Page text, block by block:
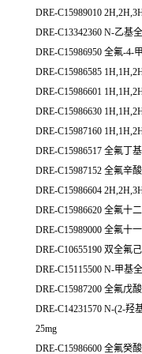
DRE-C15989010
DRE-C13342360 N-乙基
DRE-C15986950 全氟-4-
DRE-C15986585
DRE-C15986601
DRE-C15986630
DRE-C15987160
DRE-C15986517 全氟丁
DRE-C15987152 全氟辛
DRE-C15986604
DRE-C15986620 全氟十
DRE-C15989000 全氟十
DRE-C10655190 双全氟
DRE-C15115500 N-甲基
DRE-C15987200 全氟戊
DRE-C14231570 N-(2-羟
25mg
DRE-C15986600 全氟癸